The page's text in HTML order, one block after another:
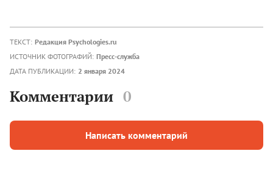
ТЕКСТ: Редакция Psychologies.ru
ИСТОЧНИК ФОТОГРАФИЙ: Пресс-служба
ДАТА ПУБЛИКАЦИИ: 2 января 2024
Комментарии 0
Написать комментарий